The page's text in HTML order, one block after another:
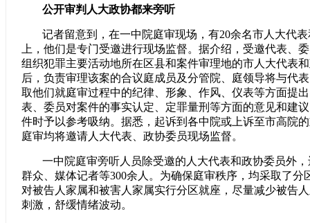
公开审判人大政协都来旁听
记者留意到，在一中院庭审现场，有20余名市人大代
上，他们是专门受邀进行现场监督。据介绍，受邀代表、
组织犯罪主要活动地所在区县和案件审理地的市人大代表
后，负责审理该案的合议庭成员及分管院、庭领导将与代
取他们就庭审过程中的纪律、形象、作风、仪表等方面提
表、委员对案件的事实认定、定罪量刑等方面的意见和建
件时予以参考吸纳。据悉，起诉到各中院或上诉至市高院
庭审均将邀请人大代表、政协委员现场监督。
一中院庭审旁听人员除受邀的人大代表和政协委员外
群众、媒体记者等300余人。为确保庭审秩序，均采取了分
对被告人家属和被害人家属实行分区就座，尽量减少被告
刺激，舒缓情绪波动。